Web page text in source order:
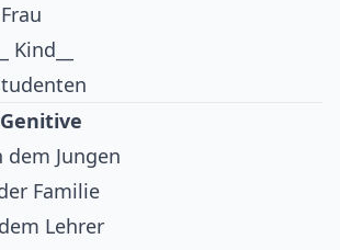
dem Jungen
Familie
Lehrer